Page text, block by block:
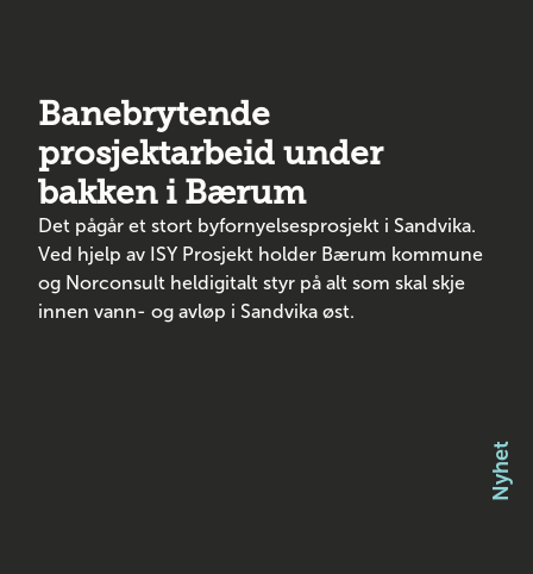
Banebrytende
prosjektarbeid under
bakken i Bærum
Det pågår et stort byfornyelsesprosjekt i Sandvika.
Ved hjelp av ISY Prosjekt holder Bærum kommune
og Norconsult heldigitalt styr på alt som skal skje
innen vann- og avløp i Sandvika øst.
Nyhet